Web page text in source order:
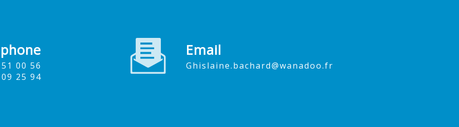
51 00 56
09 25 94
Email
ghislaine.bachard@wanadoo.fr